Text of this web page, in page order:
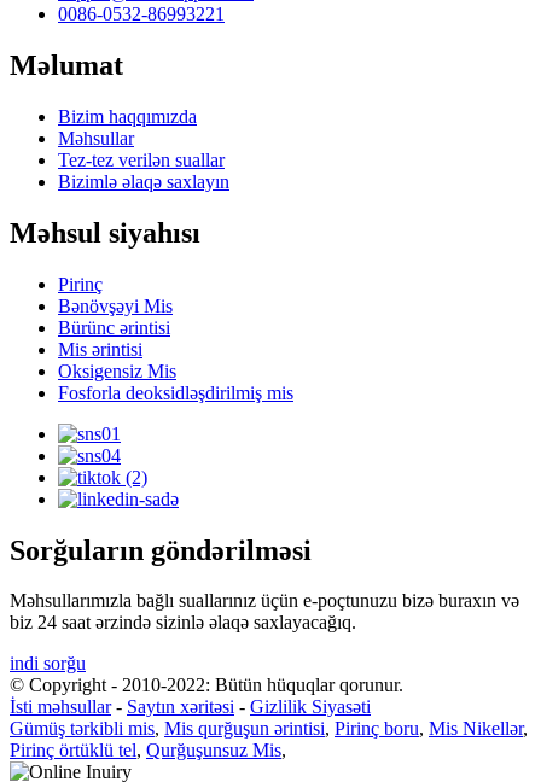
0086-0532-86993221
Məlumat
Bizim haqqımızda
Məhsullar
Tez-tez verilən suallar
Bizimlə əlaqə saxlayın
Məhsul siyahısı
Pirinç
Bənövşəyi Mis
Bürünc ərintisi
Mis ərintisi
Oksigensiz Mis
Fosforla deoksidləşdirilmiş mis
Sorğuların göndərilməsi
Məhsullarımızla bağlı suallarınız üçün e-poçtunuzu bizə buraxın və
biz 24 saat ərzində sizinlə əlaqə saxlayacağıq.
indi sorğu
© Copyright - 2010-2022: Bütün hüquqlar qorunur.
İsti məhsullar- Saytın xəritəsi - Gizlilik Siyasəti
Gümüş tərkibli mis, Mis qurğuşun ərintisi, Pirinç boru, Mis Nikellər,
Pirinç örtüklü tel, Qurğuşunsuz Mis,